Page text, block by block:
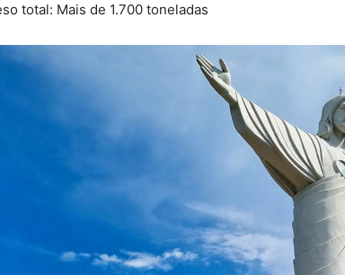
total: Mais de 1.700 toneladas